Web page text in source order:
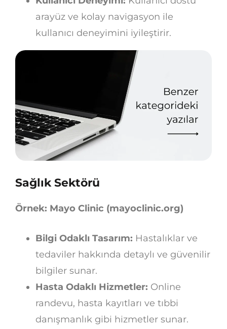
arayüz ve kolay navigasyon ile
kullanıcı deneyimini iyileştirir.
Sağlık Sektörü
Örnek: Mayo Clinic (mayoclinic.org)
Bilgi Odaklı Tasarım: Hastalıklar ve
tedaviler hakkında detaylı ve güvenilir
bilgiler sunar.
Hasta Odaklı Hizmetler: Online
randevu, hasta kayıtları ve tıbbi
danışmanlık gibi hizmetler sunar.